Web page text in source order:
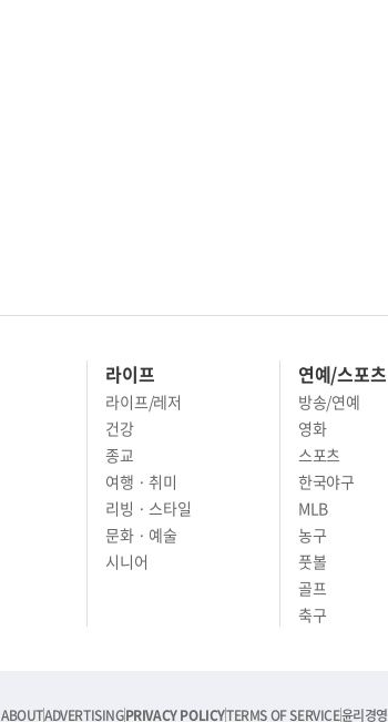
라이프
라이프/레저
건강
종교
여행 · 취미
리빙 · 스타일
문화 · 예술
시니어
연예/스포츠
방송/연예
영화
스포츠
한국야구
MLB
농구
풋볼
골프
축구
ABOUTADVERTISINGPRIVACY POLICYTERMS OF SERVICE윤리경영